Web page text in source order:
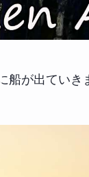
が出ていき